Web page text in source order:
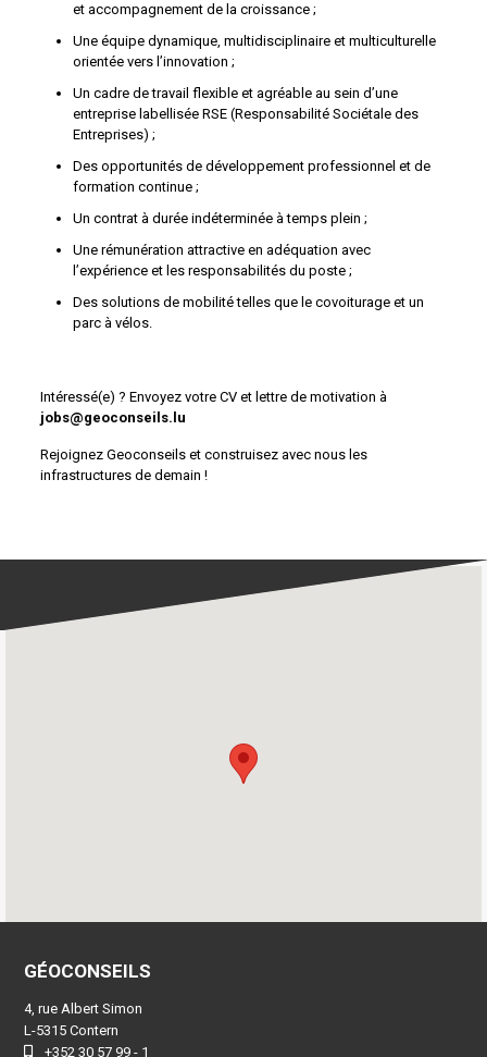
et accompagnement de la croissance ;
Une équipe dynamique, multidisciplinaire et multiculturelle
orientée vers l’innovation ;
Un cadre de travail flexible et agréable au sein d’une
entreprise labellisée RSE (Responsabilité Sociétale des
Entreprises) ;
Des opportunités de développement professionnel et de
formation continue ;
Un contrat à durée indéterminée à temps plein ;
Une rémunération attractive en adéquation avec
l’expérience et les responsabilités du poste ;
Des solutions de mobilité telles que le covoiturage et un
parc à vélos.
Intéressé(e) ? Envoyez votre CV et lettre de motivation à
jobs@geoconseils.lu
Rejoignez Geoconseils et construisez avec nous les
infrastructures de demain !
GÉOCONSEILS
4, rue Albert Simon
L-5315 Contern
+352 30 57 99 - 1